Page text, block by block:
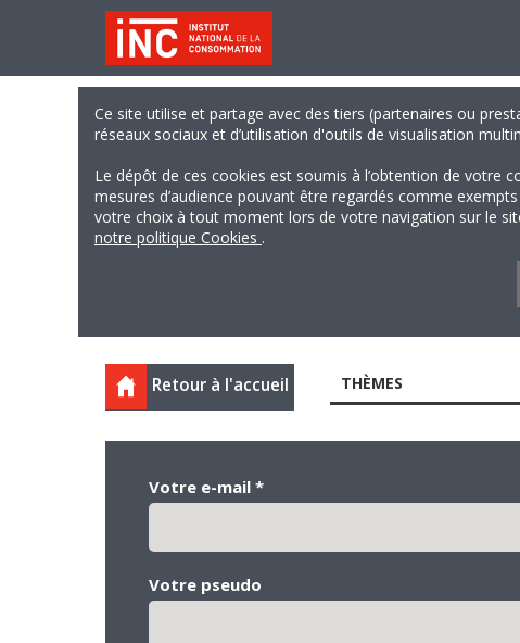
Ce site utilise et partage avec des tiers (partenaires ou
réseaux sociaux et d’utilisation d'outils de visualisation
Le dépôt de ces cookies est soumis à l’obtention de votre
mesures d’audience pouvant être regardés comme
votre choix à tout moment lors de votre navigation sur le
notre politique Cookies .
Retour à l'accueil THÈMES
Votre e-mail *
Votre pseudo